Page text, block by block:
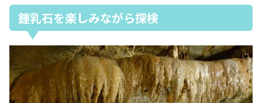
鍾乳石を楽しみながら探検